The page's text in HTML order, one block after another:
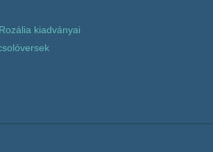
kiadványai